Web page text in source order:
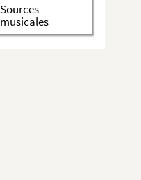
Sources
musicales